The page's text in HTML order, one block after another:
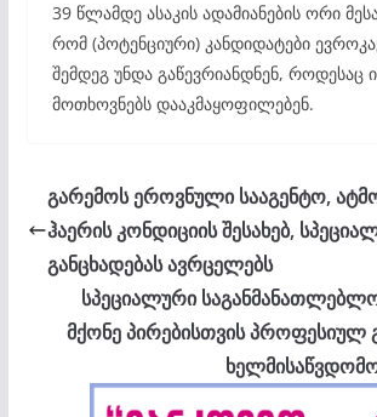
39 წლამდე ასაკის ადამიანების ორი
რომ (პოტენციური) კანდიდატები
შემდეგ უნდა გაწევრიანდნენ, როდესაც
მოთხოვნებს დააკმაყოფილებენ.
გარემოს ეროვნული სააგენტო,
ჰაერის კონდიციის შესახებ,
განცხადებას ავრცელებს
სპეციალური
მქონე პირებისთვის პროფესიულ